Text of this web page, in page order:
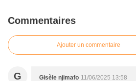
Commentaires
Ajouter un commentaire
G Gisèle njimafo 11/06/2025 13:58